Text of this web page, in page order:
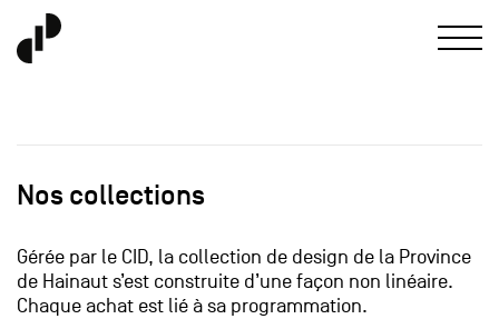
Nos collections
Gérée par le CID, la collection de design de la Province
de Hainaut s’est construite d’une façon non linéaire.
Chaque achat est lié à sa programmation.